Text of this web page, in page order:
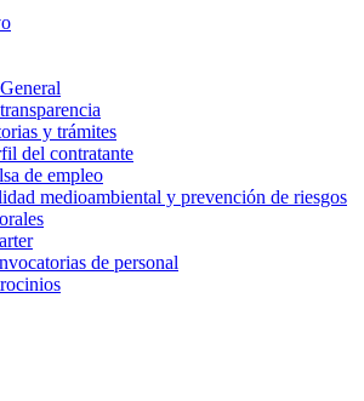
y trámites
del contratante
de empleo
medioambiental y prevención de riesgos
de personal